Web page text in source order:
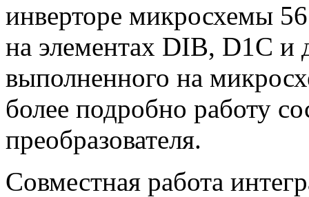
инверторе микросхемы
на элементах DIB, D1C и
выполненного на
более подробно работу
преобразователя.
Совместная работа